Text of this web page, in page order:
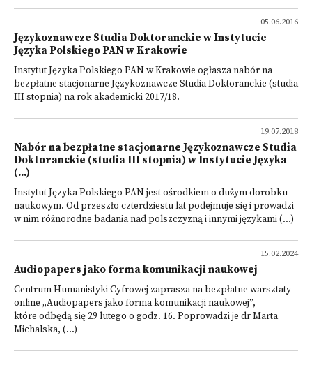
05.06.2016
Językoznawcze Studia Doktoranckie w Instytucie
Języka Polskiego PAN w Krakowie
Instytut Języka Polskiego PAN w Krakowie ogłasza nabór na
bezpłatne stacjonarne Językoznawcze Studia Doktoranckie (studia
III stopnia) na rok akademicki 2017/18.
19.07.2018
Nabór na bezpłatne stacjonarne Językoznawcze Studia
Doktoranckie (studia III stopnia) w Instytucie Języka
(...)
Instytut Języka Polskiego PAN jest ośrodkiem o dużym dorobku
naukowym. Od przeszło czterdziestu lat podejmuje się i prowadzi
w nim różnorodne badania nad polszczyzną i innymi językami (...)
15.02.2024
Audiopapers jako forma komunikacji naukowej
Centrum Humanistyki Cyfrowej zaprasza na bezpłatne warsztaty
online „Audiopapers jako forma komunikacji naukowej”,
które odbędą się 29 lutego o godz. 16. Poprowadzi je dr Marta
Michalska, (...)